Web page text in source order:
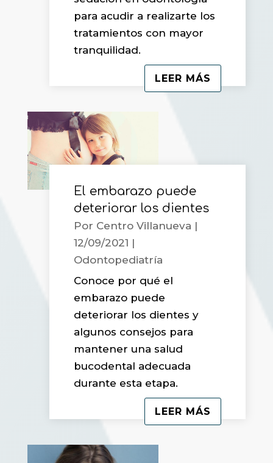
para acudir a realizarte los
tratamientos con mayor
tranquilidad.
LEER MÁS
El embarazo puede
deteriorar los dientes
Por Centro Villanueva |
12/09/2021 |
Odontopediatría
Conoce por qué el
embarazo puede
deteriorar los dientes y
algunos consejos para
mantener una salud
bucodental adecuada
durante esta etapa.
LEER MÁS